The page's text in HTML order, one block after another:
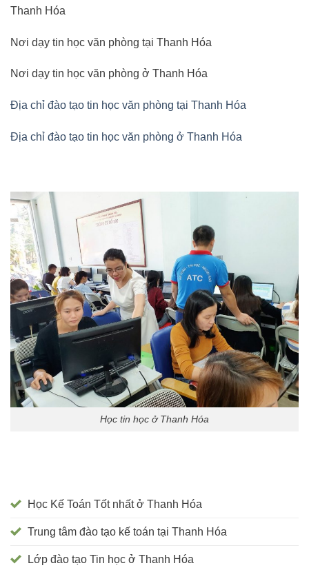
Thanh Hóa
Nơi dạy tin học văn phòng tại Thanh Hóa
Nơi dạy tin học văn phòng ở Thanh Hóa
Địa chỉ đào tạo tin học văn phòng tại Thanh Hóa
Địa chỉ đào tạo tin học văn phòng ở Thanh Hóa
Học tin học ở Thanh Hóa
Học Kế Toán Tốt nhất ở Thanh Hóa
Trung tâm đào tạo kế toán tại Thanh Hóa
Lớp đào tạo Tin học ở Thanh Hóa